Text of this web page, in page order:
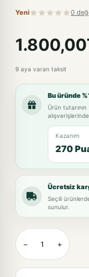
Yeni 0
9 aya varan taksit
Bu üründe
Ürün
Kazanım
270
Ücretsiz
Seçili
sunulur.
− +